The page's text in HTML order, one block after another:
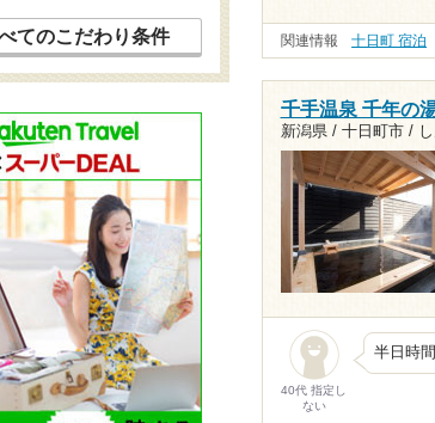
関連情報 十日町 宿泊
千手温泉 千年の
新潟県 / 十日町市 /
40代 指定し
ない
半日時
てのこだわり条件